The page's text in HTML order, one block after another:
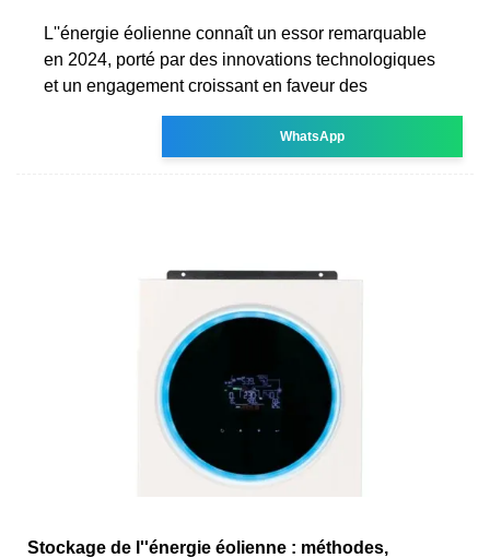
L''énergie éolienne connaît un essor remarquable
en 2024, porté par des innovations technologiques
et un engagement croissant en faveur des
WhatsApp
Stockage de l''énergie éolienne : méthodes,